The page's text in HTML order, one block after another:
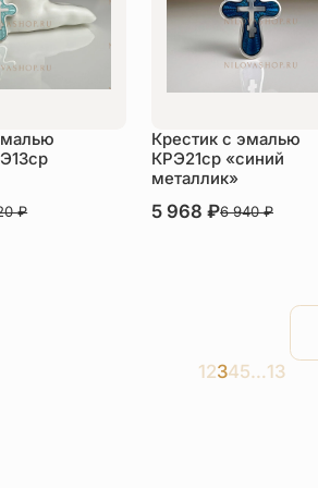
₽
Крестик с эмалью
КРЭ21ср «синий
металлик»
В наличии
5 968₽6 940₽
12345…13